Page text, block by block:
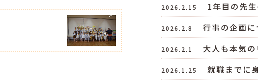
2026.2.15 1年目の先
2026.2.8 行事の企画
2026.2.1 大人も本気
2026.1.25 就職までに